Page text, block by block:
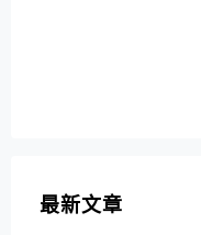
最新文章